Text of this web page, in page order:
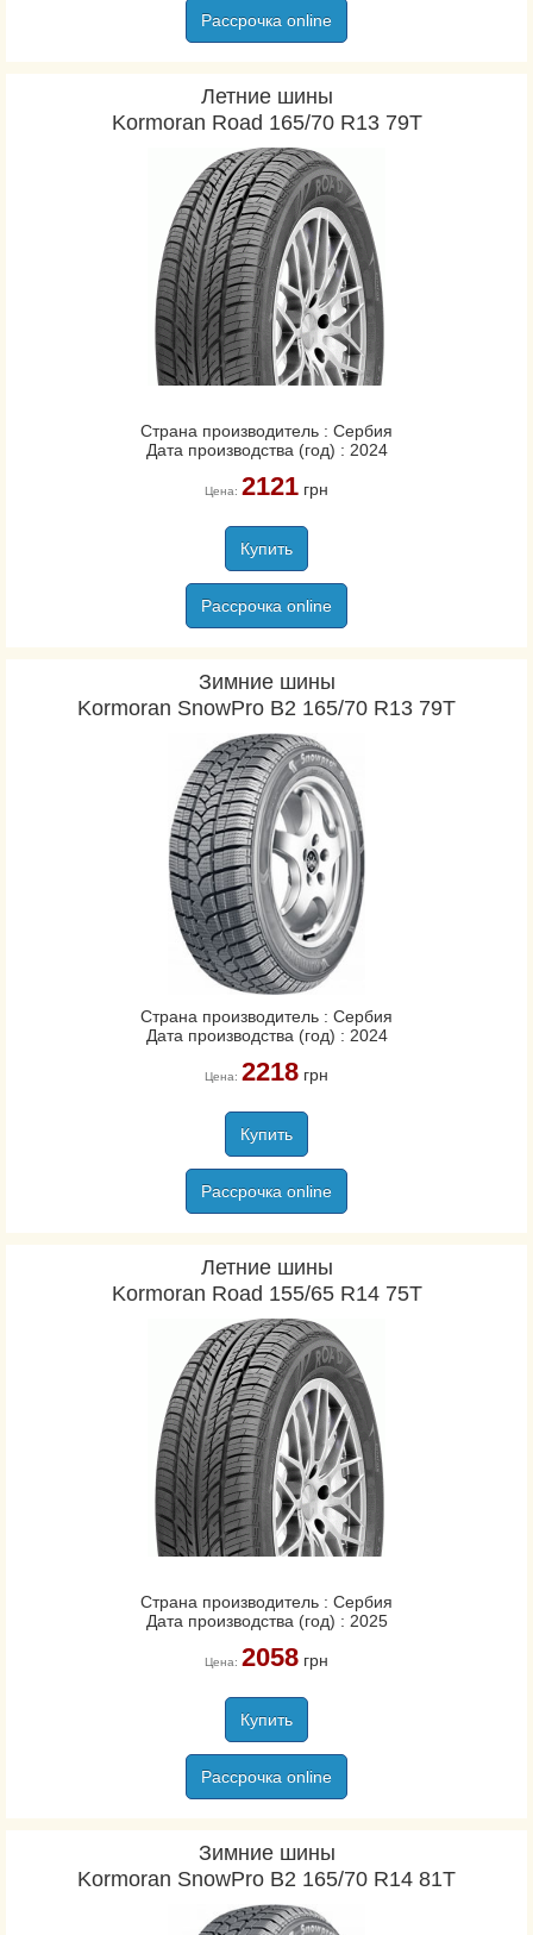
Рассрочка online
Летние шины
Kormoran Road 165/70 R13 79T
Страна производитель : Сербия
Дата производства (год) : 2024
Цена: 2121грн
Купить
Рассрочка online
Зимние шины
Kormoran SnowPro B2 165/70 R13 79T
Страна производитель : Сербия
Дата производства (год) : 2024
Цена: 2218грн
Купить
Рассрочка online
Летние шины
Kormoran Road 155/65 R14 75T
Страна производитель : Сербия
Дата производства (год) : 2025
Цена: 2058грн
Купить
Рассрочка online
Зимние шины
Kormoran SnowPro B2 165/70 R14 81T